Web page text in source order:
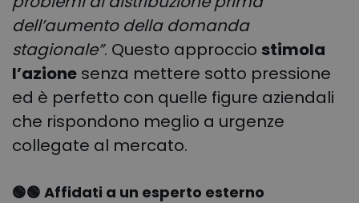
dell’aumento della domanda
stagionale”. Questo approccio stimola
l’azione senza mettere sotto pressione
ed è perfetto con quelle figure aziendali
che rispondono meglio a urgenze
collegate al mercato.
🟢🟢 Affidati a un esperto esterno